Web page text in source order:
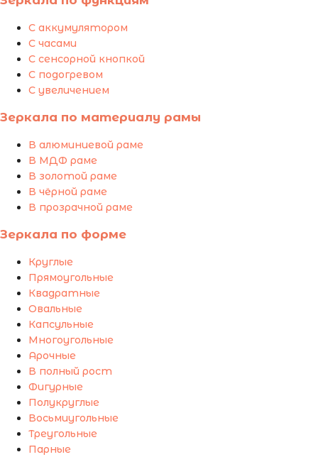
С аккумулятором
С часами
С сенсорной кнопкой
С подогревом
С увеличением
Зеркала по материалу рамы
В алюминиевой раме
В МДФ раме
В золотой раме
В чёрной раме
В прозрачной раме
Зеркала по форме
Круглые
Прямоугольные
Квадратные
Овальные
Капсульные
Многоугольные
Арочные
В полный рост
Фигурные
Полукруглые
Восьмиугольные
Треугольные
Парные